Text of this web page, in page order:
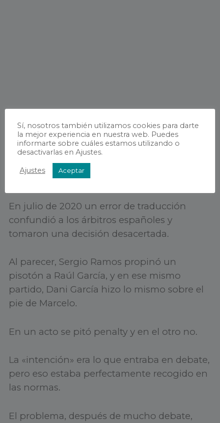
En julio de 2020 un error de traducción
confundió a los árbitros españoles y
tomaron una decisión desacertada.
Al parecer, Sergio Ramos propinó un
pisotón a Raúl García, y en ese mismo
partido, Dani García hizo lo mismo sobre el
pie de Marcelo.
En un acto se pitó penalty y en el otro no.
La «intención» era lo que entraba en debate,
pero eso estaba perfectamente recogido en
las normas.
El problema, después de mucho debate,
Sí, nosotros también utilizamos cookies para darte
la mejor experiencia en nuestra web. Puedes
informarte sobre cuáles estamos utilizando o
desactivarlas en Ajustes.
Ajustes Aceptar